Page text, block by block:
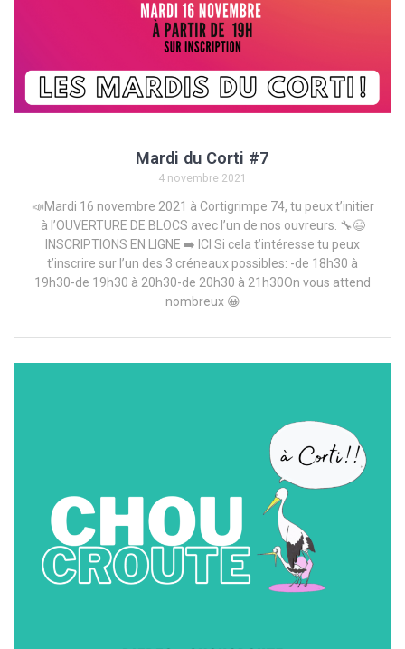
Mardi du Corti #7
4 novembre 2021
📣Mardi 16 novembre 2021 à Cortigrimpe 74, tu peux t’initier
à l’OUVERTURE DE BLOCS avec l’un de nos ouvreurs. 🔧😉
INSCRIPTIONS EN LIGNE ➡️ ICI Si cela t’intéresse tu peux
t’inscrire sur l’un des 3 créneaux possibles: -de 18h30 à
19h30-de 19h30 à 20h30-de 20h30 à 21h30On vous attend
nombreux 😀